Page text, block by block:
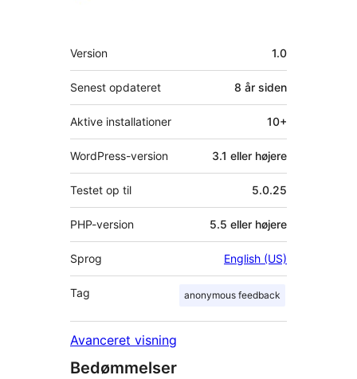
Meta
Version 1.0
Senest opdateret 8 år siden
Aktive installationer 10+
WordPress-version 3.1 eller højere
Testet op til 5.0.25
PHP-version 5.5 eller højere
Sprog English (US)
Tag anonymous feedback
Avanceret visning
Bedømmelser